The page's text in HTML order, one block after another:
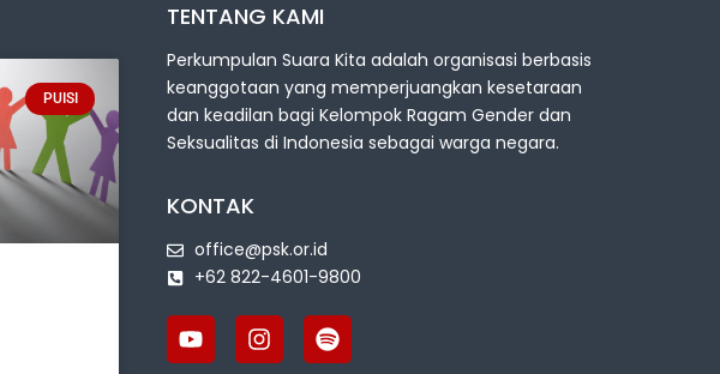
PUISI
TENTANG KAMI
Perkumpulan Suara Kita adalah organisasi berbasis
keanggotaan yang memperjuangkan kesetaraan
dan keadilan bagi Kelompok Ragam Gender dan
Seksualitas di Indonesia sebagai warga negara.
KONTAK
office@psk.or.id
+62 822-4601-9800